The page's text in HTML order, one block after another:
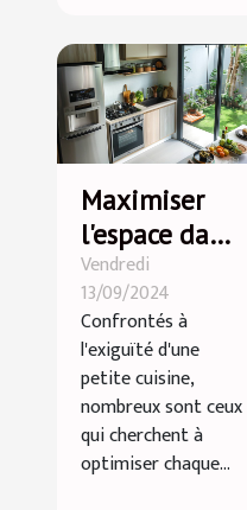
Maximiser
l'espace dans
une petite
cuisine :
astuces et
conseils
Vendredi
13/09/2024
Confrontés à
l'exiguïté d'une
petite cuisine,
nombreux sont ceux
qui cherchent à
optimiser chaque...